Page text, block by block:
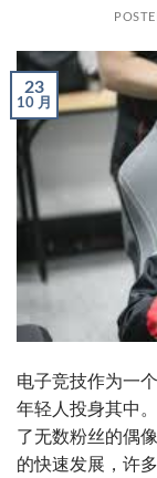
23
10 月
电子竞技作为一
年轻人投身其中
了无数粉丝的偶
的快速发展，许